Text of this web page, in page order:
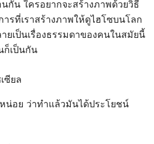
กัน ใครอยากจะสร้างภาพด้วยวิธี
ารที่เราสร้างภาพให้ดูไฮโซบนโลก
ยเป็นเรื่องธรรมดาของคนในสมัยนี้
ก็เป็นกัน
น่อย ว่าทำแล้วมันได้ประโยชน์